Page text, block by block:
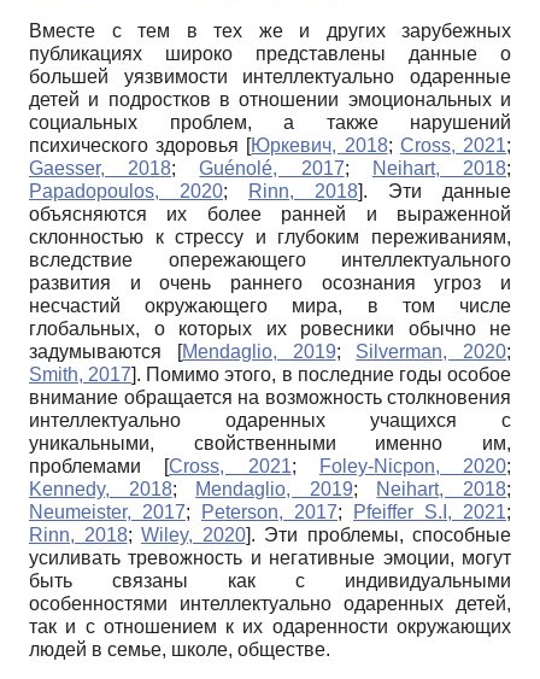
Вместе с тем в тех же и других зарубежных
публикациях широко представлены данные о
большей уязвимости интеллектуально одаренные
детей и подростков в отношении эмоциональных и
социальных проблем, а также нарушений
психического здоровья [Юркевич, 2018; Cross, 2021;
Gaesser, 2018;Guénolé, 2017; Neihart, 2018;
Papadopoulos, 2020; Rinn, 2018]. Эти данные
объясняются их более ранней и выраженной
склонностью к стрессу и глубоким переживаниям,
вследствие опережающего интеллектуального
развития и очень раннего осознания угроз и
несчастий окружающего мира, в том числе
глобальных, о которых их ровесники обычно не
задумываются
[Mendaglio, 2019; Silverman, 2020;
Smith, 2017]. Помимо этого, в последние годы особое
внимание обращается на возможность столкновения
интеллектуально одаренных учащихся с
уникальными, свойственными именно им,
проблемами
[Cross, 2021; Foley-Nicpon, 2020;
Kennedy, 2018; Mendaglio, 2019; Neihart, 2018;
Neumeister, 2017; Peterson, 2017; Pfeiffer S.I, 2021;
Rinn, 2018; Wiley, 2020]. Эти проблемы, способные
усиливать тревожность и негативные эмоции, могут
быть связаны как с индивидуальными
особенностями интеллектуально одаренных детей,
так и с отношением к их одаренности окружающих
людей в семье, школе, обществе.